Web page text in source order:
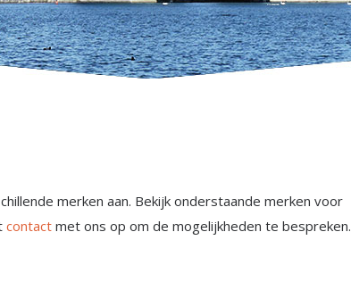
merken aan. Bekijk onderstaande merken voor
contact met ons op om de mogelijkheden te bespreken.